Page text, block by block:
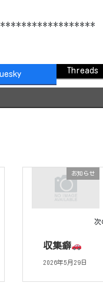
Threads
お知らせ
次
収集癖
2026年5月29日